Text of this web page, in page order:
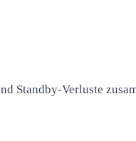
Standby-Verluste